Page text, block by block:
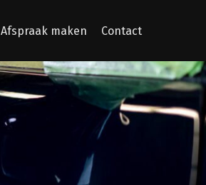
Afspraak maken Contact